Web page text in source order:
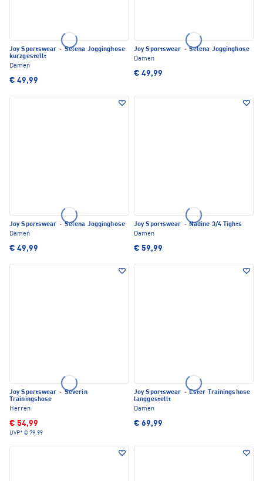
Joy Sportswear · Selena Jogginghose
kurzgestellt
Damen
€ 49,99
Joy Sportswear · Selena Jogginghose
Damen
€ 49,99
Joy Sportswear · Selena Jogginghose
Damen
€ 49,99
Joy Sportswear · Nadine 3/4 Tights
Damen
€ 59,99
Joy Sportswear · Severin
Trainingshose
Herren
€ 54,99
UVP* € 79,99
Joy Sportswear · Ester Trainingshose
langgestellt
Damen
€ 69,99